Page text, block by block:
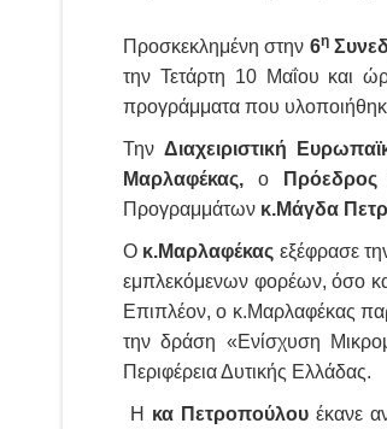
Προσκεκλημένη στην 6η
την Τετάρτη 10 Μαΐου και
προγράμματα που
ΤηνΔιαχειριστική
Μαρλαφέκας, ο Πρόεδρος
Προγραμμάτων κ.Μάγδα
Ο κ.Μαρλαφέκας εξέφρασε
εμπλεκόμενων φορέων, όσο
Επιπλέον, ο κ.Μαρλαφέκας
την δράση «Ενίσχυση
Περιφέρεια Δυτικής Ελλάδας.
Η κα Πετροπούλουέκανε